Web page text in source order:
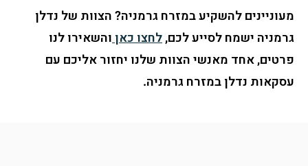
מעוניינים להשקיע במזרח גרמניה? הצוות של נדלן
גרמניה ישמח לסייע לכם,לחצו כאןוהשאירו לנו
פרטים, אחד מאנשי הצוות שלנו יחזור אליכם עם
עסקאות נדלן במזרח גרמניה.